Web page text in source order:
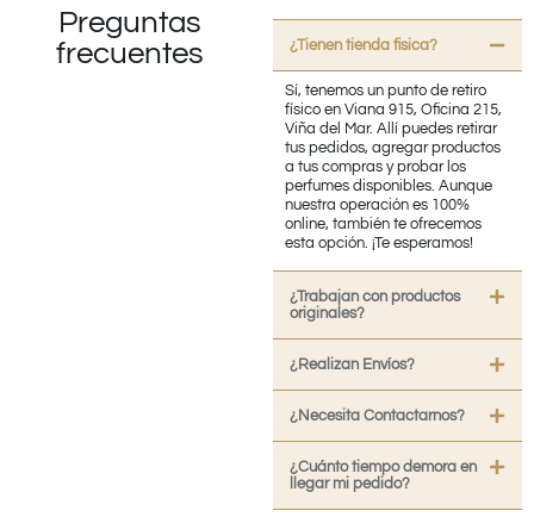
Preguntas
frecuentes
¿Tienen tienda fisica?
Sí, tenemos un punto de retiro
físico en Viana 915, Oficina 215,
Viña del Mar. Allí puedes retirar
tus pedidos, agregar productos
a tus compras y probar los
perfumes disponibles. Aunque
nuestra operación es 100%
online, también te ofrecemos
esta opción. ¡Te esperamos!
¿Trabajan con productos
originales?
¿Realizan Envíos?
¿Necesita Contactarnos?
¿Cuánto tiempo demora en
llegar mi pedido?